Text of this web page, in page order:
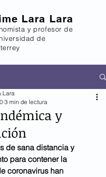
Lara Lara
y profesor de
de
y
Lara
3 min de lectura
de sana distancia y
para contener la
coronavirus han